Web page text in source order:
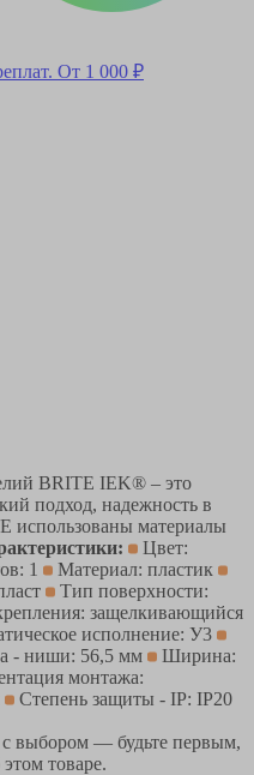
От 1 000 ₽
BRITE IEK® – это
подход, надежность в
использованы материалы
Цвет:
1
Материал: пластик
Тип поверхности:
защелкивающийся
исполнение: У3
- ниши: 56,5 мм
Ширина:
монтажа:
Степень защиты - IP: IP20
выбором — будьте первым,
товаре.